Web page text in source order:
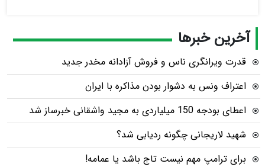
آخرین خبرها
قدرت ویرانگری ناس و فروش آزادانه مخدر جدید
اعتراف ونس به دشوار بودن مذاکره با ایران
اعطای بودجه 150 میلیاردی به مجید واشقانی خبرساز شد
شهید لاریجانی چگونه ردیابی شد؟
برای ترامپ مهم نیست تاج باشد یا عمامه!